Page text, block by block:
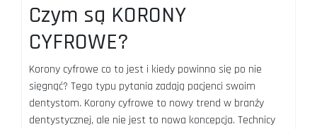
Czym są KORONY
CYFROWE?
Korony cyfrowe co to jest i kiedy powinno się po nie
sięgnąć? Tego typu pytania zadają pacjenci swoim
dentystom. Korony cyfrowe to nowy trend w branży
dentystycznej, ale nie jest to nowa koncepcja. Technicy